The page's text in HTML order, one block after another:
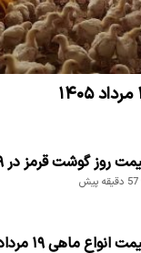
روز گوشت قرمز در ۱۹ مرداد ۱۴۰۵
57 دقیقه پیش
انواع ماهی ۱۹ مرداد ۱۴۰۵